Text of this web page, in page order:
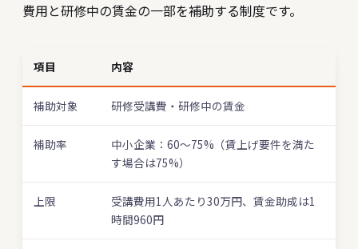
費用と研修中の賃金の一部を補助する制度です。
項目 内容
補助対象 研修受講費・研修中の賃金
補助率
中小企業：60〜75%（賃上げ要件を満た
す場合は75%）
上限
受講費用1人あたり30万円、賃金助成は1
時間960円